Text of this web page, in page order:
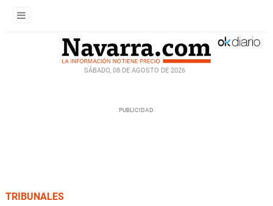
SÁBADO, 08 DE AGOSTO DE 2026
TRIBUNALES